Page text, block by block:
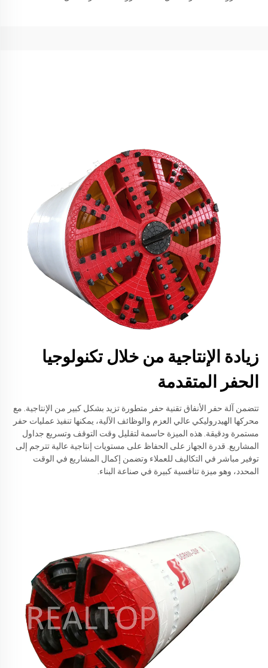
زيادة الإنتاجية من خلال تكنولوجيا
الحفر المتقدمة
تتضمن آلة حفر الأنفاق تقنية حفر متطورة تزيد بشكل كبير من الإنتاجية. مع
محركها الهيدروليكي عالي العزم والوظائف الآلية، يمكنها تنفيذ عمليات حفر
مستمرة ودقيقة. هذه الميزة حاسمة لتقليل وقت التوقف وتسريع جداول
المشاريع. قدرة الجهاز على الحفاظ على مستويات إنتاجية عالية تترجم إلى
توفير مباشر في التكاليف للعملاء وتضمن إكمال المشاريع في الوقت
المحدد، وهو ميزة تنافسية كبيرة في صناعة البناء.